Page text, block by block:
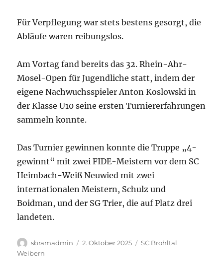
Für Verpflegung war stets bestens gesorgt, die
Abläufe waren reibungslos.
Am Vortag fand bereits das 32. Rhein-Ahr-
Mosel-Open für Jugendliche statt, indem der
eigene Nachwuchsspieler Anton Koslowski in
der Klasse U10 seine ersten Turniererfahrungen
sammeln konnte.
Das Turnier gewinnen konnte die Truppe „4-
gewinnt“ mit zwei FIDE-Meistern vor dem SC
Heimbach-Weiß Neuwied mit zwei
internationalen Meistern, Schulz und
Boidman, und der SG Trier, die auf Platz drei
landeten.
Autor
sbramadmin
Veröffentlicht
2. Oktober 2025 Kategorien
SC Brohltal
Weibern